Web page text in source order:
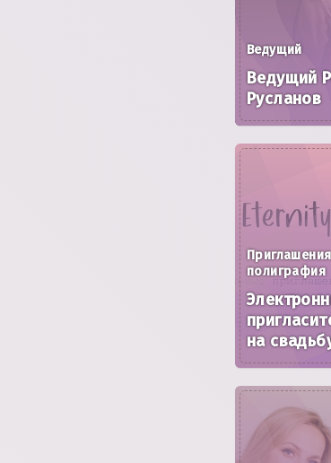
Ведущий
Ведущий
Русланов
полиграфия
на